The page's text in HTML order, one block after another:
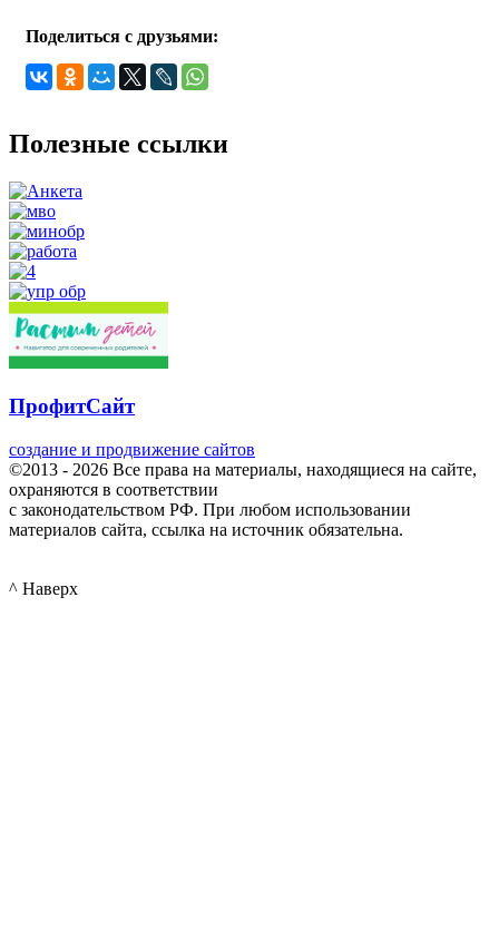
Поделиться с друзьями:
Полезные ссылки
ПрофитСайт
создание и продвижение сайтов
©2013 - 2026 Все права на материалы, находящиеся на сайте,
охраняются в соответствии
с законодательством РФ. При любом использовании
материалов сайта, ссылка на источник обязательна.
^ Наверх